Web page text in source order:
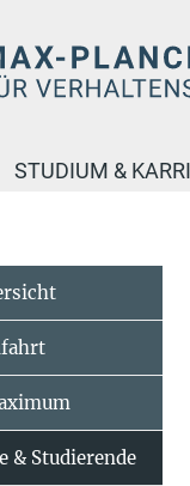
STUDIUM &
& Studierende